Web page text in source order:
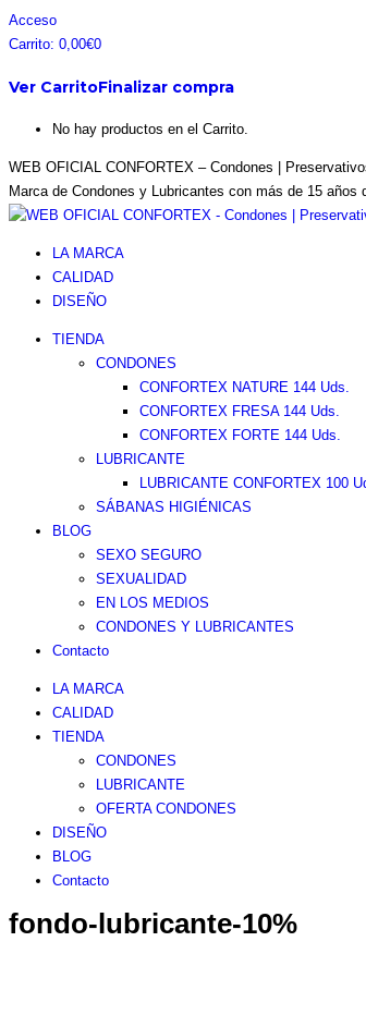
Saltar
al
Facebook
page
in
Instagram
page
in
Pinterest
page
in
Twitter
page
in
Acceso
Carrito: 0,00€0
Ver CarritoFinalizar compra
No hay productos en el Carrito.
WEB OFICIAL CONFORTEX – Condones |
Marca de Condones y Lubricantes con más de 15
LA MARCA
CALIDAD
DISEÑO
TIENDA
CONDONES
CONFORTEX NATURE 144 Uds.
CONFORTEX FRESA 144 Uds.
CONFORTEX FORTE 144 Uds.
LUBRICANTE
LUBRICANTE CONFORTEX 100
SÁBANAS HIGIÉNICAS
BLOG
SEXO SEGURO
SEXUALIDAD
EN LOS MEDIOS
CONDONES Y LUBRICANTES
Contacto
LA MARCA
CALIDAD
TIENDA
CONDONES
LUBRICANTE
OFERTA CONDONES
DISEÑO
BLOG
Contacto
fondo-lubricante-10%